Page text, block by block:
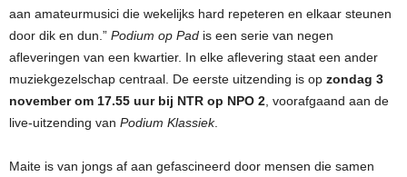
aan amateurmusici die wekelijks hard repeteren en elkaar steunen
door dik en dun.” Podium op Pad is een serie van negen
afleveringen van een kwartier. In elke aflevering staat een ander
muziekgezelschap centraal. De eerste uitzending is op zondag 3
november om 17.55 uur bij NTR op NPO 2 , voorafgaand aan de
live-uitzending van Podium Klassiek.
Maite is van jongs af aan gefascineerd door mensen die samen